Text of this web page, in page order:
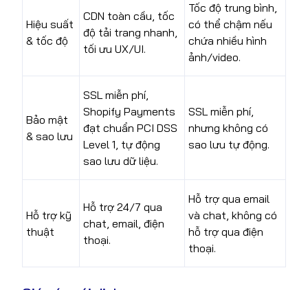
Hiệu suất
& tốc độ
CDN toàn cầu, tốc
độ tải trang nhanh,
tối ưu UX/UI.
Tốc độ trung bình,
có thể chậm nếu
chứa nhiều hình
ảnh/video.
Bảo mật
& sao lưu
SSL miễn phí,
Shopify Payments
đạt chuẩn PCI DSS
Level 1, tự động
sao lưu dữ liệu.
SSL miễn phí,
nhưng không có
sao lưu tự động.
Hỗ trợ kỹ
thuật
Hỗ trợ 24/7 qua
chat, email, điện
thoại.
Hỗ trợ qua email
và chat, không có
hỗ trợ qua điện
thoại.